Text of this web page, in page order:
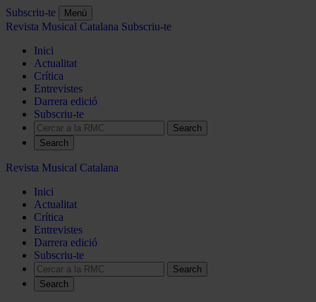
Subscriu-te Menú
Revista Musical Catalana Subscriu-te
Inici
Actualitat
Crítica
Entrevistes
Darrera edició
Subscriu-te
Search
Revista Musical Catalana
Inici
Actualitat
Crítica
Entrevistes
Darrera edició
Subscriu-te
Search